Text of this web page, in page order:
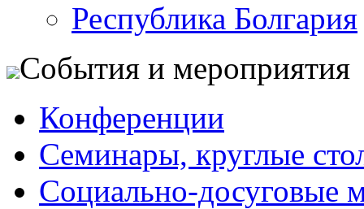
Республика Болгария
События и мероприятия
Конференции
Семинары, круглые
Социально-досуговые